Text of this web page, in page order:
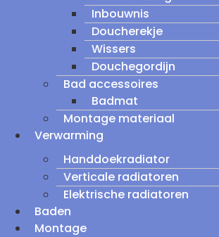
Inbouwnis
Doucherekje
Wissers
Douchegordijn
Bad accessoires
Badmat
Montage materiaal
Verwarming
Handdoekradiator
Verticale radiatoren
Elektrische radiatoren
Baden
Montage